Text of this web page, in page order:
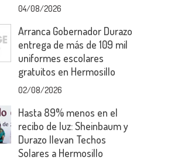
04/08/2026
Arranca Gobernador Durazo
entrega de más de 109 mil
uniformes escolares
gratuitos en Hermosillo
02/08/2026
Hasta 89% menos en el
recibo de luz: Sheinbaum y
Durazo llevan Techos
Solares a Hermosillo